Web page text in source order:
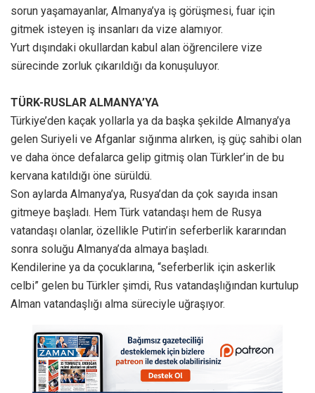
sorun yaşamayanlar, Almanya’ya iş görüşmesi, fuar için
gitmek isteyen iş insanları da vize alamıyor.
Yurt dışındaki okullardan kabul alan öğrencilere vize
sürecinde zorluk çıkarıldığı da konuşuluyor.
TÜRK-RUSLAR ALMANYA’YA
Türkiye’den kaçak yollarla ya da başka şekilde Almanya’ya
gelen Suriyeli ve Afganlar sığınma alırken, iş güç sahibi olan
ve daha önce defalarca gelip gitmiş olan Türkler’in de bu
kervana katıldığı öne sürüldü.
Son aylarda Almanya’ya, Rusya’dan da çok sayıda insan
gitmeye başladı. Hem Türk vatandaşı hem de Rusya
vatandaşı olanlar, özellikle Putin’in seferberlik kararından
sonra soluğu Almanya’da almaya başladı.
Kendilerine ya da çocuklarına, “seferberlik için askerlik
celbi” gelen bu Türkler şimdi, Rus vatandaşlığından kurtulup
Alman vatandaşlığı alma süreciyle uğraşıyor.